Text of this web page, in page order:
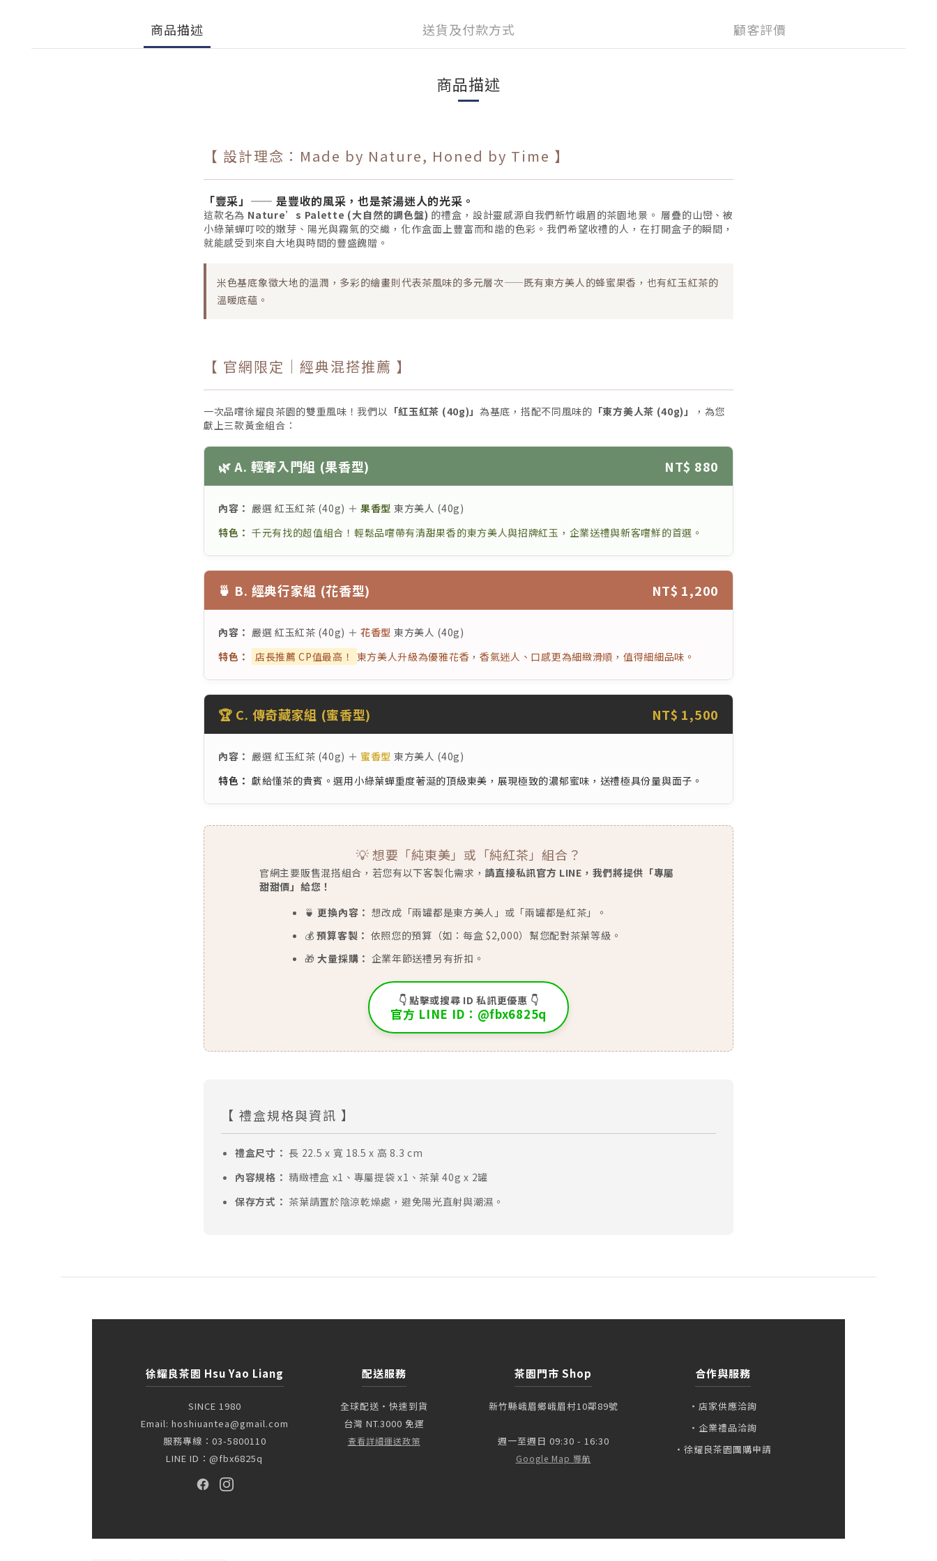
商品描述 送貨及付款方式 顧客評價
商品描述
【 設計理念：Made by Nature, Honed by Time 】
「豐采」—— 是豐收的風采，也是茶湯迷人的光采。
這款名為 Nature’s Palette (大自然的調色盤) 的禮盒，設計靈感源自我們新竹峨眉的茶園地景。 層疊的山巒、被
小綠葉蟬叮咬的嫩芽、陽光與霧氣的交織，化作盒面上豐富而和諧的色彩。我們希望收禮的人，在打開盒子的瞬間，
就能感受到來自大地與時間的豐盛餽贈。
米色基底象徵大地的溫潤，多彩的繪畫則代表茶風味的多元層次——既有東方美人的蜂蜜果香，也有紅玉紅茶的
溫暖底蘊。
【 官網限定｜經典混搭推薦 】
一次品嚐徐耀良茶園的雙重風味！我們以 「紅玉紅茶 (40g)」為基底，搭配不同風味的 「東方美人茶 (40g)」
，為您
獻上三款黃金組合：
🌿 A. 輕奢入門組 (果香型) NT$ 880
內容： 嚴選 紅玉紅茶 (40g) ＋果香型 東方美人 (40g)
特色： 千元有找的超值組合！輕鬆品嚐帶有清甜果香的東方美人與招牌紅玉，企業送禮與新客嚐鮮的首選。
🍵 B. 經典行家組 (花香型) NT$ 1,200
內容： 嚴選 紅玉紅茶 (40g) ＋花香型 東方美人 (40g)
特色：
店長推薦 CP值最高！ 東方美人升級為優雅花香，香氣迷人、口感更為細緻滑順，值得細細品味。
🏆 C. 傳奇藏家組 (蜜香型) NT$ 1,500
內容： 嚴選 紅玉紅茶 (40g) ＋ 蜜香型 東方美人 (40g)
特色： 獻給懂茶的貴賓。選用小綠葉蟬重度著涎的頂級東美，展現極致的濃郁蜜味，送禮極具份量與面子。
💡 想要「純東美」或「純紅茶」組合？
官網主要販售混搭組合，若您有以下客製化需求， 請直接私訊官方 LINE，我們將提供「專屬
甜甜價」給您！
🍵更換內容： 想改成「兩罐都是東方美人」或「兩罐都是紅茶」。
💰預算客製： 依照您的預算（如：每盒 $2,000）幫您配對茶葉等級。
🎁大量採購： 企業年節送禮另有折扣。
👇 點擊或搜尋 ID 私訊更優惠 👇
官方 LINE ID：@fbx6825q
【 禮盒規格與資訊 】
禮盒尺寸： 長 22.5 x 寬 18.5 x 高 8.3 cm
內容規格： 精緻禮盒 x1、專屬提袋 x1、茶葉 40g x 2罐
保存方式： 茶葉請置於陰涼乾燥處，避免陽光直射與潮濕。
徐耀良茶園 Hsu Yao Liang
SINCE 1980
Email: hoshiuantea@gmail.com
服務專線：03-5800110
LINE ID：@fbx6825q
配送服務
全球配送・快速到貨
台灣 NT.3000 免運
查看詳細運送政策
茶園門市 Shop
新竹縣峨眉鄉峨眉村10鄰89號
週一至週日 09:30 - 16:30
Google Map 導航
合作與服務
・店家供應洽詢
・企業禮品洽詢
・徐耀良茶園團購申請